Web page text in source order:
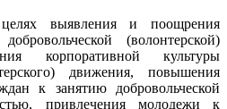
выявления и поощрения
(волонтерской)
корпоративной культуры
движения, повышения
к занятию добровольческой
привлечения молодежи к